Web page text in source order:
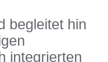
begleitet hin
integrierten